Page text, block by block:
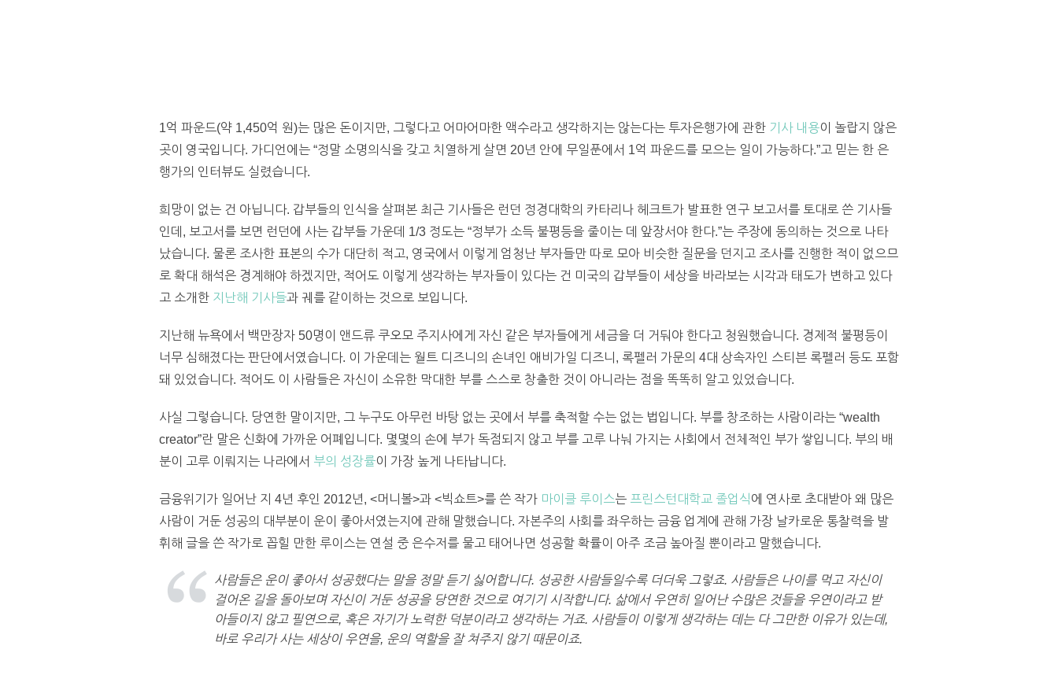
1억 파운드(약 1,450억 원)는 많은 돈이지만, 그렇다고 어마어마한 액수라고 생각하지는 않는다는 투자은행가에 관한 기사 내용이 놀랍지 않은
곳이 영국입니다. 가디언에는 “정말 소명의식을 갖고 치열하게 살면 20년 안에 무일푼에서 1억 파운드를 모으는 일이 가능하다.”고 믿는 한 은
행가의 인터뷰도 실렸습니다.
희망이 없는 건 아닙니다. 갑부들의 인식을 살펴본 최근 기사들은 런던 정경대학의 카타리나 헤크트가 발표한 연구 보고서를 토대로 쓴 기사들
인데, 보고서를 보면 런던에 사는 갑부들 가운데 1/3 정도는 “정부가 소득 불평등을 줄이는 데 앞장서야 한다.”는 주장에 동의하는 것으로 나타
났습니다. 물론 조사한 표본의 수가 대단히 적고, 영국에서 이렇게 엄청난 부자들만 따로 모아 비슷한 질문을 던지고 조사를 진행한 적이 없으므
로 확대 해석은 경계해야 하겠지만, 적어도 이렇게 생각하는 부자들이 있다는 건 미국의 갑부들이 세상을 바라보는 시각과 태도가 변하고 있다
고 소개한 지난해 기사들과 궤를 같이하는 것으로 보입니다.
지난해 뉴욕에서 백만장자 50명이 앤드류 쿠오모 주지사에게 자신 같은 부자들에게 세금을 더 거둬야 한다고 청원했습니다. 경제적 불평등이
너무 심해졌다는 판단에서였습니다. 이 가운데는 월트 디즈니의 손녀인 애비가일 디즈니, 록펠러 가문의 4대 상속자인 스티븐 록펠러 등도 포함
돼 있었습니다. 적어도 이 사람들은 자신이 소유한 막대한 부를 스스로 창출한 것이 아니라는 점을 똑똑히 알고 있었습니다.
사실 그렇습니다. 당연한 말이지만, 그 누구도 아무런 바탕 없는 곳에서 부를 축적할 수는 없는 법입니다. 부를 창조하는 사람이라는 “wealth
creator”란 말은 신화에 가까운 어폐입니다. 몇몇의 손에 부가 독점되지 않고 부를 고루 나눠 가지는 사회에서 전체적인 부가 쌓입니다. 부의 배
분이 고루 이뤄지는 나라에서 부의 성장률이 가장 높게 나타납니다.
금융위기가 일어난 지 4년 후인 2012년, <머니볼>과 <빅쇼트>를 쓴 작가 마이클 루이스는 프린스턴대학교 졸업식에 연사로 초대받아 왜 많은
사람이 거둔 성공의 대부분이 운이 좋아서였는지에 관해 말했습니다. 자본주의 사회를 좌우하는 금융 업계에 관해 가장 날카로운 통찰력을 발
휘해 글을 쓴 작가로 꼽힐 만한 루이스는 연설 중 은수저를 물고 태어나면 성공할 확률이 아주 조금 높아질 뿐이라고 말했습니다.
사람들은 운이 좋아서 성공했다는 말을 정말 듣기 싫어합니다. 성공한 사람들일수록 더더욱 그렇죠. 사람들은 나이를 먹고 자신이
걸어온 길을 돌아보며 자신이 거둔 성공을 당연한 것으로 여기기 시작합니다. 삶에서 우연히 일어난 수많은 것들을 우연이라고 받
아들이지 않고 필연으로, 혹은 자기가 노력한 덕분이라고 생각하는 거죠. 사람들이 이렇게 생각하는 데는 다 그만한 이유가 있는데,
바로 우리가 사는 세상이 우연을, 운의 역할을 잘 쳐주지 않기 때문이죠.